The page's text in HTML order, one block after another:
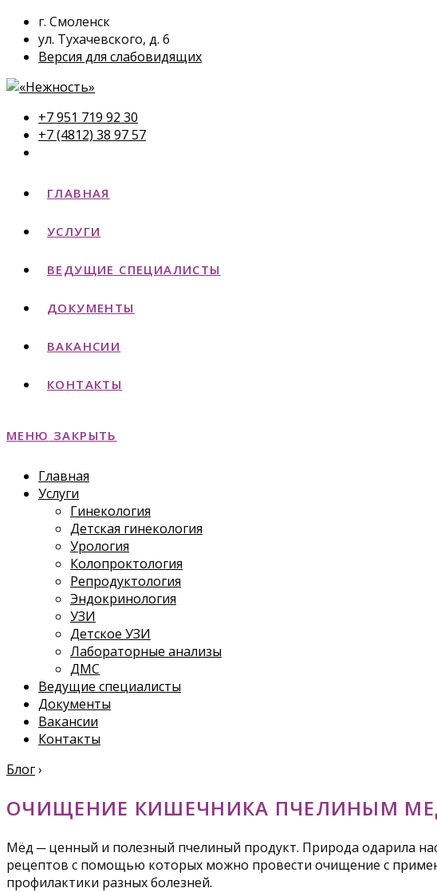
г. Смоленск
ул. Тухачевского, д. 6
Версия для слабовидящих
+7 951 719 92 30
+7 (4812) 38 97 57
ГЛАВНАЯ
УСЛУГИ
ВЕДУЩИЕ СПЕЦИАЛИСТЫ
ДОКУМЕНТЫ
ВАКАНСИИ
КОНТАКТЫ
МЕНЮ ЗАКРЫТЬ
Главная
Услуги
Гинекология
Детская гинекология
Урология
Колопроктология
Репродуктология
Эндокринология
УЗИ
Детское УЗИ
Лабораторные анализы
ДМС
Ведущие специалисты
Документы
Вакансии
Контакты
Блог›
ОЧИЩЕНИЕ КИШЕЧНИКА ПЧЕЛИНЫМ
Мёд ─ ценный и полезный пчелиный продукт. Природа одарила
рецептов с помощью которых можно провести очищение с
профилактики разных болезней.